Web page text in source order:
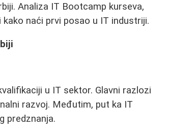
Analiza IT Bootcamp kurseva,
naći prvi posao u IT industriji.
u IT sektor. Glavni razlozi
razvoj. Međutim, put ka IT
predznanja.